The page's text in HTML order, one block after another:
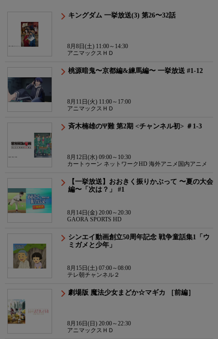
キングダム 一挙放送(3) 第26〜32話
8月8日(土) 11:00～14:30
アニマックスＨＤ
桃源暗鬼〜京都編&練馬編〜 一挙放送 #1-12
8月11日(火) 11:00～17:00
アニマックスＨＤ
斉木楠雄のΨ難 第2期 <チャンネル初> ＃1-3
8月12日(水) 09:00～10:30
カートゥーン ネットワークHD 海外アニメ国内アニメ
【一挙放送】おおきく振りかぶって 〜夏の大会
編〜「次は？」 #1
8月14日(金) 20:00～20:30
GAORA SPORTS HD
シンエイ動画創立50周年記念 戦争童話集1「ウ
ミガメと少年」
8月15日(土) 07:00～08:00
テレ朝チャンネル２
劇場版 魔法少女まどか☆マギカ ［前編］
8月16日(日) 20:00～22:30
アニマックスＨＤ